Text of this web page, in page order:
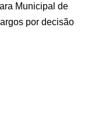
Municipal de
por decisão